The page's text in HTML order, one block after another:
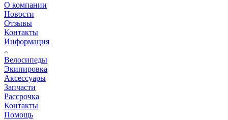
О компании
Новости
Отзывы
Контакты
Информация
Велосипеды
Экипировка
Аксессуары
Запчасти
Рассрочка
Контакты
Помощь